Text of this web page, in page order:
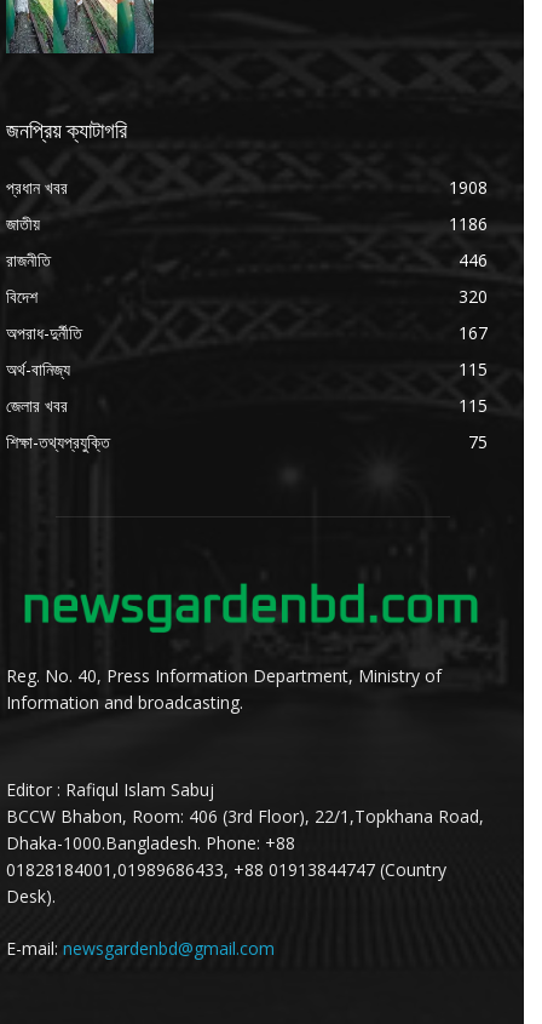
জনপ্রিয় ক্যাটাগরি
প্রধান খবর
1908
জাতীয়
1186
রাজনীতি
446
বিদেশ
320
অপরাধ-দুর্নীতি
167
অর্থ-বানিজ্য
115
জেলার খবর
115
শিক্ষা-তথ্যপ্রযুক্তি
75
Reg. No. 40, Press Information Department, Ministry of
Information and broadcasting.
Editor : Rafiqul Islam Sabuj
BCCW Bhabon, Room: 406 (3rd Floor), 22/1,Topkhana Road,
Dhaka-1000.Bangladesh. Phone: +88
01828184001,01989686433, +88 01913844747 (Country
Desk).
E-mail: newsgardenbd@gmail.com